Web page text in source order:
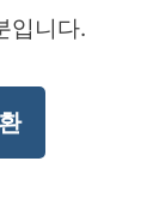
입니다.